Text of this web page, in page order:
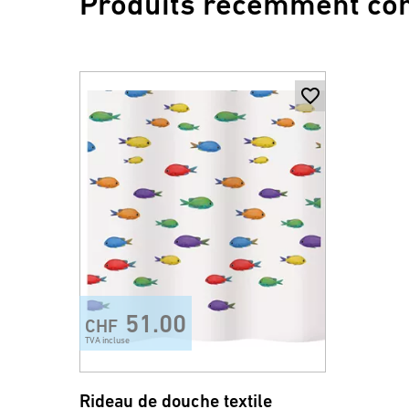
CHF 51.00
TVA incluse
Rideau de douche textile